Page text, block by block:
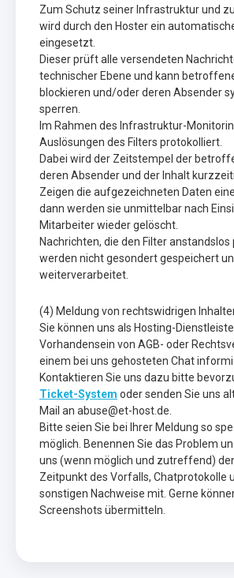
Zum Schutz seiner Infrastruktur und
wird durch den Hoster ein
eingesetzt.
Dieser prüft alle versendeten
technischer Ebene und kann
blockieren und/oder deren Absender
sperren.
Im Rahmen des Infrastruktur-
Auslösungen des Filters protokolliert.
Dabei wird der Zeitstempel der
deren Absender und der Inhalt
Zeigen die aufgezeichneten Daten
dann werden sie unmittelbar nach
Mitarbeiter wieder gelöscht.
Nachrichten, die den Filter anstandslos
werden nicht gesondert gespeichert
weiterverarbeitet.
(4) Meldung von rechtswidrigen
Sie können uns als Hosting-
Vorhandensein von AGB- oder
einem bei uns gehosteten Chat
Kontaktieren Sie uns dazu bitte
Ticket-System oder senden Sie uns
Mail an abuse@et-host.de.
Bitte seien Sie bei Ihrer Meldung so
möglich. Benennen Sie das Problem
uns (wenn möglich und zutreffend)
Zeitpunkt des Vorfalls, Chatprotokolle
sonstigen Nachweise mit. Gerne
Screenshots übermitteln.